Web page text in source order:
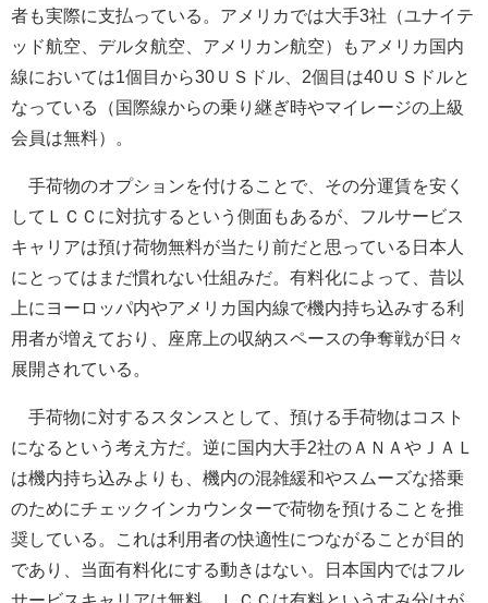
者も実際に支払っている。アメリカでは大手3社（ユナイテ
ッド航空、デルタ航空、アメリカン航空）もアメリカ国内
線においては1個目から30ＵＳドル、2個目は40ＵＳドルと
なっている（国際線からの乗り継ぎ時やマイレージの上級
会員は無料）。
手荷物のオプションを付けることで、その分運賃を安く
してＬＣＣに対抗するという側面もあるが、フルサービス
キャリアは預け荷物無料が当たり前だと思っている日本人
にとってはまだ慣れない仕組みだ。有料化によって、昔以
上にヨーロッパ内やアメリカ国内線で機内持ち込みする利
用者が増えており、座席上の収納スペースの争奪戦が日々
展開されている。
手荷物に対するスタンスとして、預ける手荷物はコスト
になるという考え方だ。逆に国内大手2社のＡＮＡやＪＡＬ
は機内持ち込みよりも、機内の混雑緩和やスムーズな搭乗
のためにチェックインカウンターで荷物を預けることを推
奨している。これは利用者の快適性につながることが目的
であり、当面有料化にする動きはない。日本国内ではフル